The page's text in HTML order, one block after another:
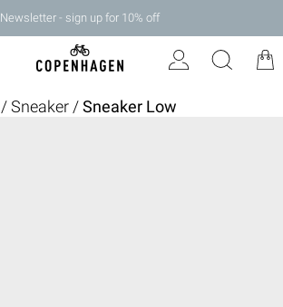
Newsletter - sign up for 10% off
/Sneaker /Sneaker Low